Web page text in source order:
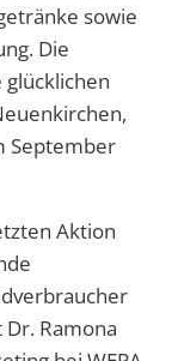
sowie
Die
September
Aktion
Ramona